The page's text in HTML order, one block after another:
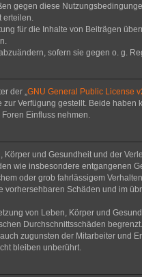
gegen diese
für die Inhalte von Beiträgen
sofern sie gegen o. g.
der „GNU General Public License
Verfügung gestellt. Beide
Einfluss nehmen.
und Gesundheit und der
wie insbesondere entgangenen
oder grob fahrlässigem
Schäden und im
von Leben, Körper und
Durchschnittsschäden
zugunsten der Mitarbeiter und
bleiben unberührt.